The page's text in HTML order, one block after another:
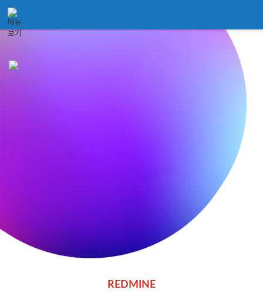
REDMINE